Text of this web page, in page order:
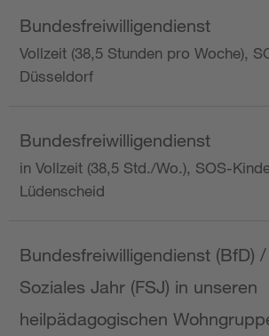
Bundesfreiwilligendienst
Vollzeit (38,5 Stunden pro Woche),
Düsseldorf
Bundesfreiwilligendienst
in Vollzeit (38,5 Std./Wo.), SOS-
Lüdenscheid
Bundesfreiwilligendienst (BfD)
Soziales Jahr (FSJ) in unseren
heilpädagogischen